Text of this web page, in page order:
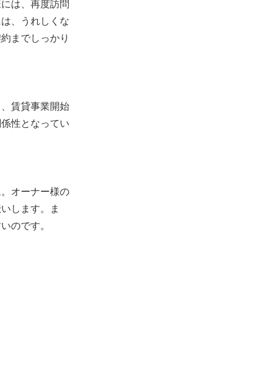
は、再度訪問
、うれしくな
までしっかり
賃貸事業開始
性となってい
オーナー様の
します。ま
のです。